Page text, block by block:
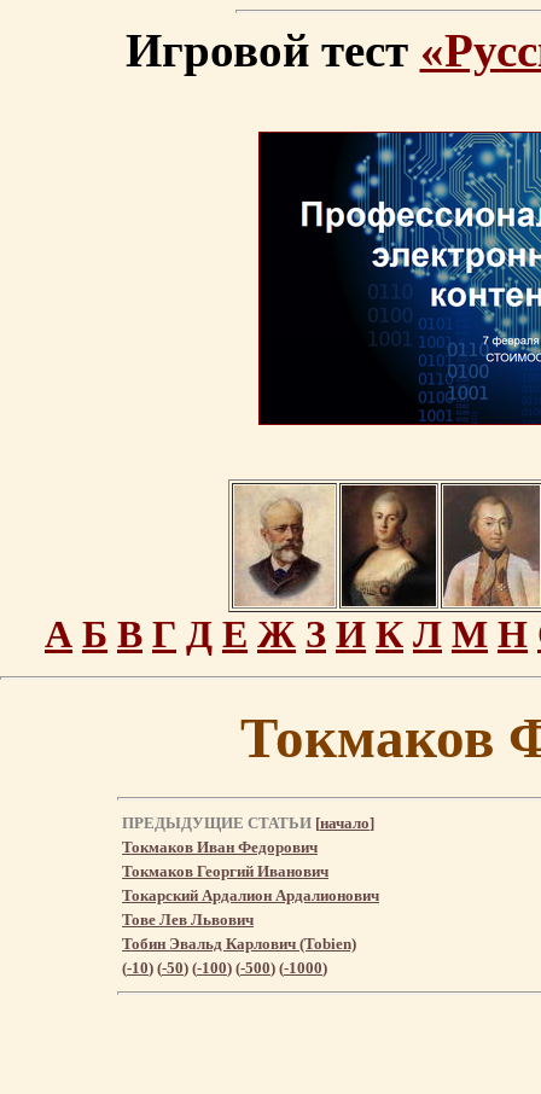
Игровой тест
А Б В Г Д Е Ж З И К Л М Н
Токмаков
ПРЕДЫДУЩИЕ СТАТЬИ [начало]
Токмаков Иван Федорович
Токмаков Георгий Иванович
Токарский Ардалион Ардалионович
Тове Лев Львович
Тобин Эвальд Карлович (Tobien)
(-10) (-50) (-100) (-500) (-1000)